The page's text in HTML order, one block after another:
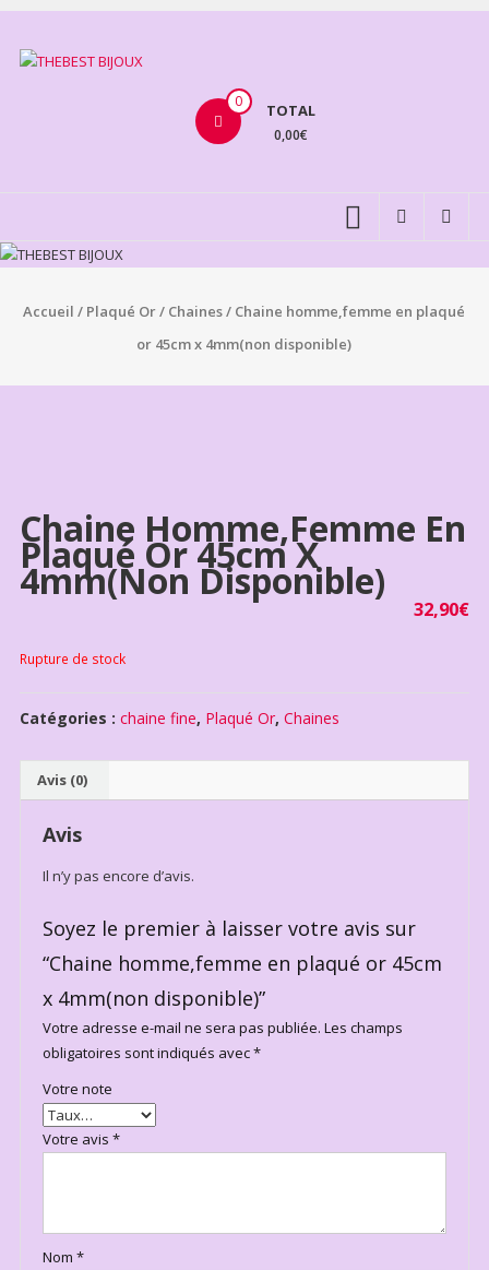
Aller
contenu
BIJOUX
0 TOTAL
0,00€
Accueil / Plaqué Or/ Chaines/ Chaine homme,femme en plaqué
or 45cm x 4mm(non disponible)
Chaine Homme,femme En
Plaqué Or 45cm X
4mm(non Disponible)
32,90€
Rupture de stock
Catégories : chaine fine, Plaqué Or, Chaines
Avis (0)
Avis
Il n’y pas encore d’avis.
Soyez le premier à laisser votre avis sur
“Chaine homme,femme en plaqué or 45cm
x 4mm(non disponible)”
Votre adresse e-mail ne sera pas publiée. Les champs
obligatoires sont indiqués avec*
Votre note
Votre avis *
Nom *